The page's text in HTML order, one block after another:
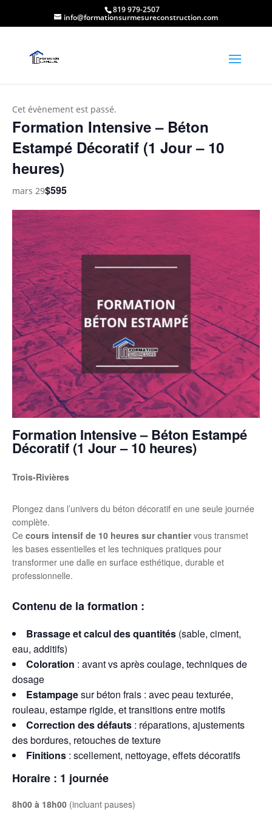
819 979-2507
info@formationsurmesureconstruction.com
Cet évènement est passé.
Formation Intensive – Béton
Estampé Décoratif (1 Jour – 10
heures)
mars 29$595
Formation Intensive – Béton Estampé
Décoratif (1 Jour – 10 heures)
Trois-Rivières
Plongez dans l’univers du béton décoratif en une seule journée
complète.
Ce cours intensif de 10 heures sur chantiervous transmet
les bases essentielles et les techniques pratiques pour
transformer une dalle en surface esthétique, durable et
professionnelle.
Contenu de la formation :
Brassage et calcul des quantités (sable, ciment,
eau, additifs)
Coloration : avant vs après coulage, techniques de
dosage
Estampagesur béton frais : avec peau texturée,
rouleau, estampe rigide, et transitions entre motifs
Correction des défauts : réparations, ajustements
des bordures, retouches de texture
Finitions : scellement, nettoyage, effets décoratifs
Horaire : 1 journée
8h00 à 18h00 (incluant pauses)